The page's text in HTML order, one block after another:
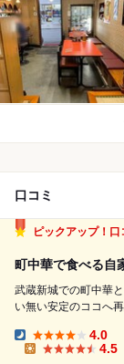
口コミ
ピックアップ！口
町中華で食べる自
武蔵新城での町中華
い無い安定のココへ再訪です。 『銀龍。』 タイミ
います。 外は少し寒く天気が悪いのもあり、前々から気になっていたコ
チラを初チョイス。 ...
Dinner:
4.0
4.5